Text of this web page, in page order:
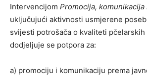
Intervencijom Promocija, komunikacija
uključujući aktivnosti usmjerene
svijesti potrošača o kvaliteti
dodjeljuje se potpora za:
a) promociju i komunikaciju prema